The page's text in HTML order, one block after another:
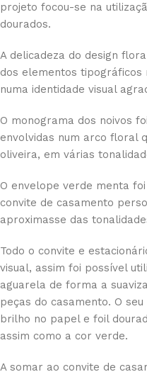
projeto focou-se na
dourados.
A delicadeza do design
dos elementos
numa identidade visual
O monograma dos noivos
envolvidas num arco floral
oliveira, em várias
O envelope verde menta
convite de casamento
aproximasse das
Todo o convite e
visual, assim foi possível
aguarela de forma a
peças do casamento. O
brilho no papel e foil
assim como a cor verde.
A somar ao convite de